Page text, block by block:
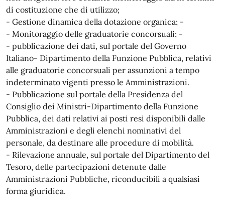
di costituzione che di utilizzo;
- Gestione dinamica della dotazione organica; -
- Monitoraggio delle graduatorie concorsuali; -
- pubblicazione dei dati, sul portale del Governo
Italiano- Dipartimento della Funzione Pubblica, relativi
alle graduatorie concorsuali per assunzioni a tempo
indeterminato vigenti presso le Amministrazioni.
- Pubblicazione sul portale della Presidenza del
Consiglio dei Ministri-Dipartimento della Funzione
Pubblica, dei dati relativi ai posti resi disponibili dalle
Amministrazioni e degli elenchi nominativi del
personale, da destinare alle procedure di mobilità.
- Rilevazione annuale, sul portale del Dipartimento del
Tesoro, delle partecipazioni detenute dalle
Amministrazioni Pubbliche, riconducibili a qualsiasi
forma giuridica.